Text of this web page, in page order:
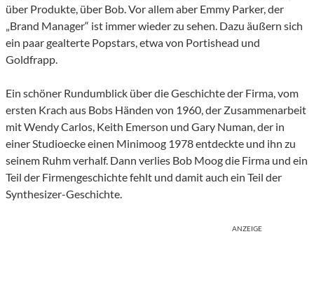
über Produkte, über Bob. Vor allem aber Emmy Parker, der
„Brand Manager“ ist immer wieder zu sehen. Dazu äußern sich
ein paar gealterte Popstars, etwa von Portishead und
Goldfrapp.
Ein schöner Rundumblick über die Geschichte der Firma, vom
ersten Krach aus Bobs Händen von 1960, der Zusammenarbeit
mit Wendy Carlos, Keith Emerson und Gary Numan, der in
einer Studioecke einen Minimoog 1978 entdeckte und ihn zu
seinem Ruhm verhalf. Dann verlies Bob Moog die Firma und ein
Teil der Firmengeschichte fehlt und damit auch ein Teil der
Synthesizer-Geschichte.
ANZEIGE